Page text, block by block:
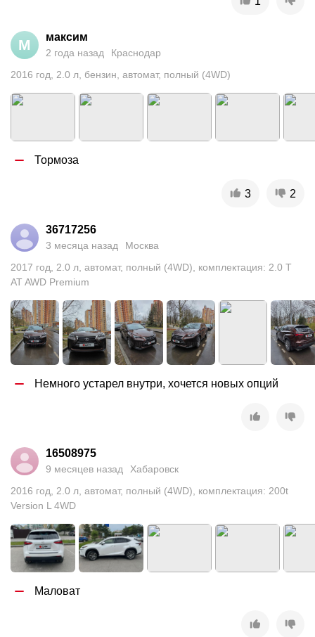
М максим
2 года назад
Краснодар
2016 год 2.0 л бензин автомат, полный (4WD)
Тормоза
3 2
36717256
3 месяца назад
Москва
2017 год 2.0 л автомат, полный (4WD)
комплектация: 2.0 T
AT AWD Premium
Немного устарел внутри, хочется новых опций
16508975
9 месяцев назад
Хабаровск
2016 год 2.0 л автомат, полный (4WD)
комплектация: 200t
Version L 4WD
Маловат